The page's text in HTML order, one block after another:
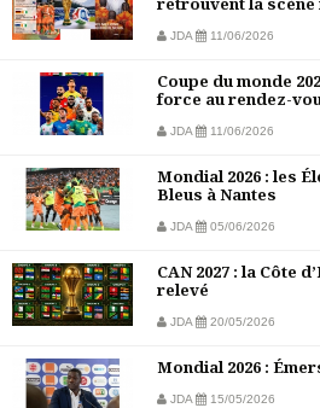
JDA 11/06/2026
Coupe du monde
force au rendez-
JDA 11/06/2026
Mondial 2026 : les
Bleus à Nantes
JDA 05/06/2026
CAN 2027 : la Côte
relevé
JDA 20/05/2026
Mondial 2026 :
JDA 15/05/2026